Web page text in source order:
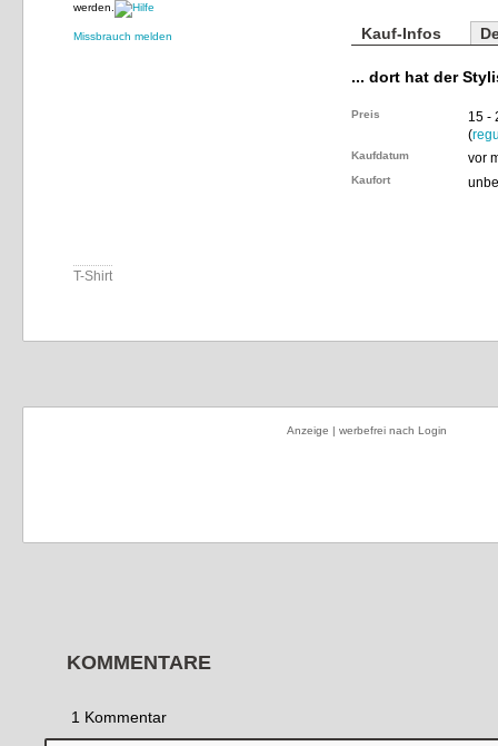
werden.
Missbrauch melden Kauf-Infos
... dort hat der
Preis
15 -
(
Kaufdatum vor
Kaufort
T-Shirt
Anzeige | werbefrei nach Login
KOMMENTARE
1 Kommentar